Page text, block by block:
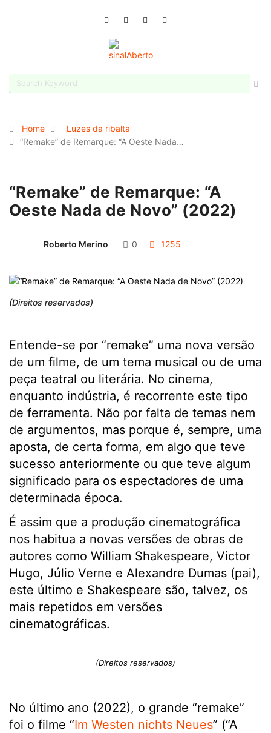
Home
Luzes da ribalta
“Remake” de Remarque: “A Oeste Nada…
“Remake” de Remarque: “A
Oeste Nada de Novo” (2022)
Roberto Merino 0 1255
(Direitos reservados)
Entende-se por “remake” uma nova versão
de um filme, de um tema musical ou de uma
peça teatral ou literária. No cinema,
enquanto indústria, é recorrente este tipo
de ferramenta. Não por falta de temas nem
de argumentos, mas porque é, sempre, uma
aposta, de certa forma, em algo que teve
sucesso anteriormente ou que teve algum
significado para os espectadores de uma
determinada época.
É assim que a produção cinematográfica
nos habitua a novas versões de obras de
autores como William Shakespeare, Victor
Hugo, Júlio Verne e Alexandre Dumas (pai),
este último e Shakespeare são, talvez, os
mais repetidos em versões
cinematográficas.
(Direitos reservados)
No último ano (2022), o grande “remake”
foi o filme “Im Westen nichts Neues” (“A